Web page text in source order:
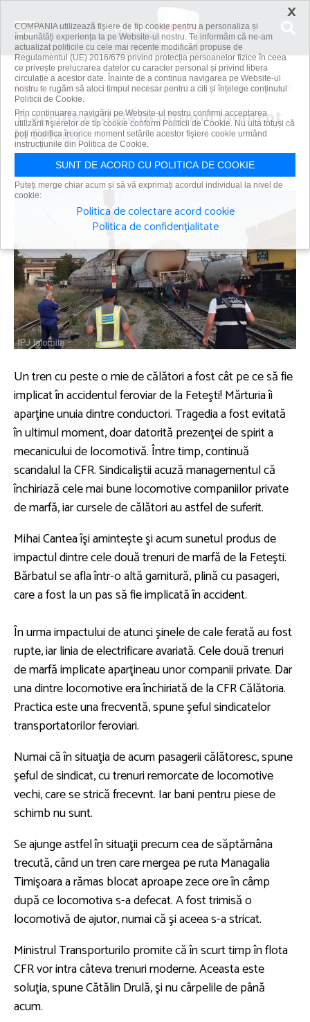
Acasă Știri Tragedie evitată în ultimul moment la Feteşti
Tragedie evitată în ultimul moment
la Feteşti
Primanews | 3 aug 2021
Un tren cu peste o mie de călători a fost cât pe ce să fie
implicat în accidentul feroviar de la Feteşti! Mărturia îi
aparţine unuia dintre conductori. Tragedia a fost evitată
în ultimul moment, doar datorită prezenţei de spirit a
mecanicului de locomotivă. Între timp, continuă
scandalul la CFR. Sindicaliştii acuză managementul că
închiriază cele mai bune locomotive companiilor private
de marfă, iar cursele de călători au astfel de suferit.
Mihai Cantea îşi aminteşte şi acum sunetul produs de
impactul dintre cele două trenuri de marfă de la Feteşti.
Bărbatul se afla într-o altă garnitură, plină cu pasageri,
care a fost la un pas să fie implicată în accident.
În urma impactului de atunci şinele de cale ferată au fost
rupte, iar linia de electrificare avariată. Cele două trenuri
de marfă implicate aparţineau unor companii private. Dar
una dintre locomotive era închiriată de la CFR Călătoria.
Practica este una frecventă, spune şeful sindicatelor
transportatorilor feroviari.
Numai că în situaţia de acum pasagerii călătoresc, spune
şeful de sindicat, cu trenuri remorcate de locomotive
vechi, care se strică frecevnt. Iar bani pentru piese de
schimb nu sunt.
Se ajunge astfel în situaţii precum cea de săptămâna
trecută, când un tren care mergea pe ruta Managalia
Timişoara a rămas blocat aproape zece ore în câmp
după ce locomotiva s-a defecat. A fost trimisă o
locomotivă de ajutor, numai că şi aceea s-a stricat.
Ministrul Transporturilo promite că în scurt timp în flota
CFR vor intra câteva trenuri moderne. Aceasta este
soluţia, spune Cătălin Drulă, şi nu cârpelile de până
acum.
×
COMPANIA utilizează fişiere de tip cookie pentru a personaliza și
îmbunătăți experiența ta pe Website-ul nostru. Te informăm că ne-am
actualizat politicile cu cele mai recente modificări propuse de
Regulamentul (UE) 2016/679 privind protecția persoanelor fizice în ceea
ce privește prelucrarea datelor cu caracter personal și privind libera
circulație a acestor date. Înainte de a continua navigarea pe Website-ul
nostru te rugăm să aloci timpul necesar pentru a citi și înțelege conținutul
Politicii de Cookie.
Prin continuarea navigării pe Website-ul nostru confirmi acceptarea
utilizării fişierelor de tip cookie conform Politicii de Cookie. Nu uita totuși că
poți modifica în orice moment setările acestor fişiere cookie urmând
instrucțiunile din Politica de Cookie.
SUNT DE ACORD CU POLITICA DE COOKIE
Puteți merge chiar acum și să vă exprimați acordul individual la nivel de
cookie:
Politica de colectare acord cookie
Politica de confidențialitate